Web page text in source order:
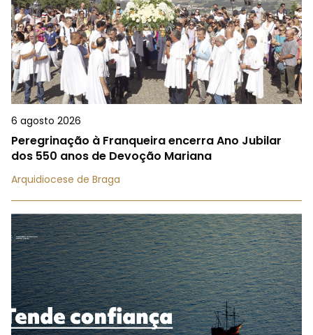
6 agosto 2026
Peregrinação à Franqueira encerra Ano Jubilar
dos 550 anos de Devoção Mariana
Arquidiocese de Braga